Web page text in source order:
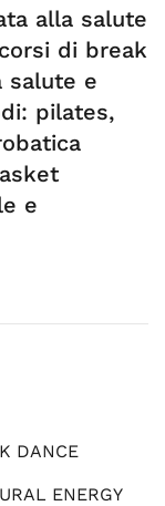
alla salute
di break
salute e
pilates,
e
DANCE
ENERGY